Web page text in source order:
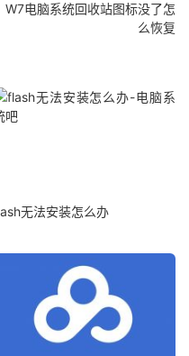
W7电脑系统回收站图标没了怎
么恢复
无法安装怎么办